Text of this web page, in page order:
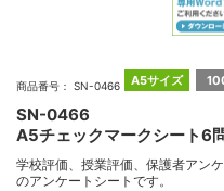
A5サイズ
商品番号： SN-0466
SN-0466
A5チェックマークシート6
学校評価、授業評価、保護者アン
のアンケートシートです。